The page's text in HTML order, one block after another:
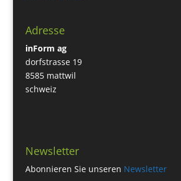
Adresse
inForm ag
dorfstrasse 19
8585 mattwil
schweiz
Newsletter
Abonnieren Sie unseren Newsletter